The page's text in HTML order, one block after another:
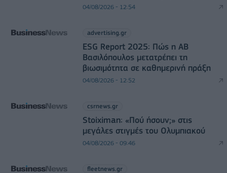
04/08/2026 - 12:54
advertising.gr
ESG Report 2025: Πώς η ΑΒ
Βασιλόπουλος μετατρέπει τη
βιωσιμότητα σε καθημερινή πράξη
04/08/2026 - 12:52
csrnews.gr
Stoiximan: «Πού ήσουν;» στις
μεγάλες στιγμές του Ολυμπιακού
04/08/2026 - 09:46
fleetnews.gr